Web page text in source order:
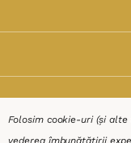
Folosim cookie-uri (și
vederea îmbunătățirii